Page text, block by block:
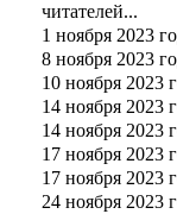
читателей...
1 ноября 2023
8 ноября 2023
10 ноября 2023
14 ноября 2023
14 ноября 2023
17 ноября 2023
17 ноября 2023
24 ноября 2023